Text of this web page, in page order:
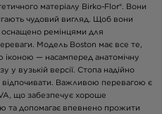
матеріалу Birko-Flor®. Вони
чудовий вигляд. Щоб вони
оснащено ремінцями для
Модель Boston має все те,
— насамперед анатомічну
у вузькій версії. Стопа надійно
Важливою перевагою є
що забезпечує хороше
та допомагає впевнено прожити